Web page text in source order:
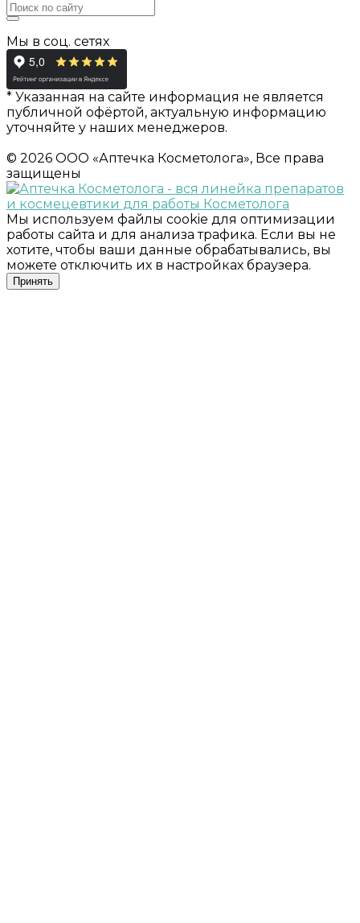
Мы в соц. сетях
* Указанная на сайте информация не является
публичной офёртой, актуальную информацию
уточняйте у наших менеджеров.
© 2026 ООО «Аптечка Косметолога», Все права
защищены
Мы используем файлы cookie для оптимизации
работы сайта и для анализа трафика. Если вы не
хотите, чтобы ваши данные обрабатывались, вы
можете отключить их в настройках браузера.
Принять